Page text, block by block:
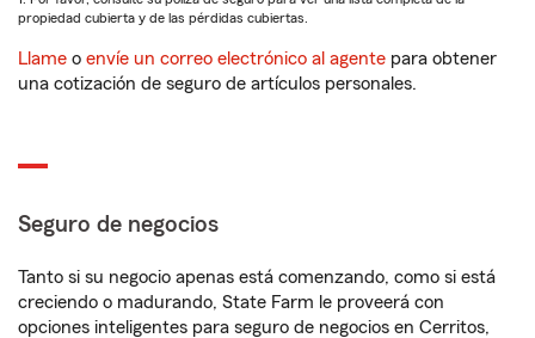
propiedad cubierta y de las pérdidas cubiertas.
Llame o envíe un correo electrónico al agente para obtener
una cotización de seguro de artículos personales.
Seguro de negocios
Tanto si su negocio apenas está comenzando, como si está
creciendo o madurando, State Farm le proveerá con
opciones inteligentes para seguro de negocios en Cerritos,